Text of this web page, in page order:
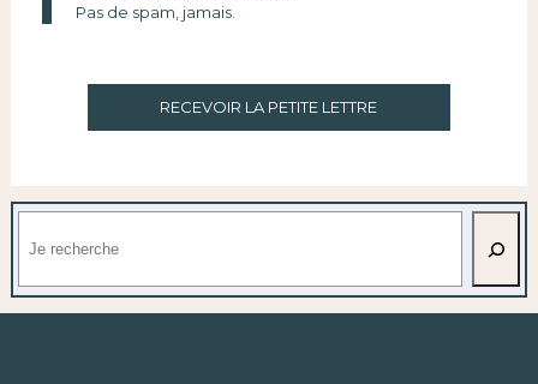
Pas de spam, jamais.
RECEVOIR LA PETITE LETTRE